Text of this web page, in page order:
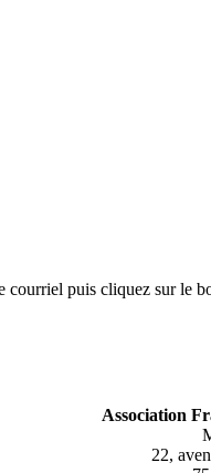
courriel puis cliquez sur le
Association
22,